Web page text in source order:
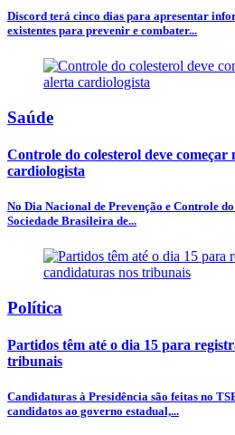
Discord terá cinco dias para apresentar
existentes para prevenir e combater...
Saúde
Controle do colesterol deve começar
cardiologista
No Dia Nacional de Prevenção e Controle
Sociedade Brasileira de...
Política
Partidos têm até o dia 15 para
tribunais
Candidaturas à Presidência são feitas no
candidatos ao governo estadual,...